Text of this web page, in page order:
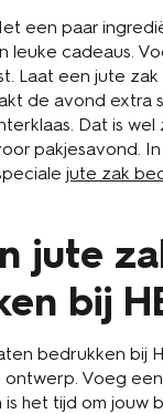
een paar
cadeaus.
Laat een jute
de avond extra
Dat is
pakjesavond.
jute zak
jute
bij
bedrukken bij
Voeg
het tijd om jouw